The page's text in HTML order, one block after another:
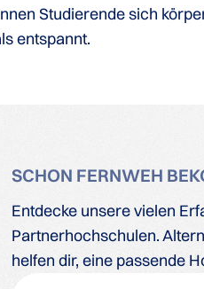
Studierende sich
entspannt.
SCHON FERNWEH
Entdecke unsere vielen
Partnerhochschulen.
helfen dir, eine passende